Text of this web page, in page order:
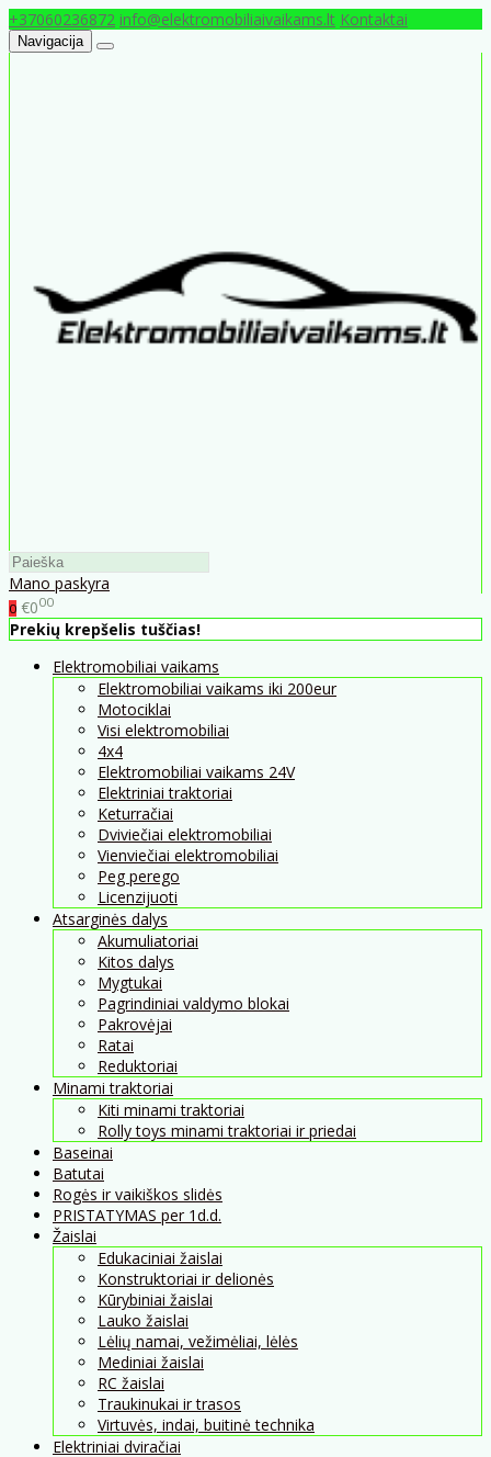
+37060236872 info@elektromobiliaivaikams.lt Kontaktai
Navigacija
Mano paskyra
0 €000
Prekių krepšelis tuščias!
Elektromobiliai vaikams
Elektromobiliai vaikams iki 200eur
Motociklai
Visi elektromobiliai
4x4
Elektromobiliai vaikams 24V
Elektriniai traktoriai
Keturračiai
Dviviečiai elektromobiliai
Vienviečiai elektromobiliai
Peg perego
Licenzijuoti
Atsarginės dalys
Akumuliatoriai
Kitos dalys
Mygtukai
Pagrindiniai valdymo blokai
Pakrovėjai
Ratai
Reduktoriai
Minami traktoriai
Kiti minami traktoriai
Rolly toys minami traktoriai ir priedai
Baseinai
Batutai
Rogės ir vaikiškos slidės
PRISTATYMAS per 1d.d.
Žaislai
Edukaciniai žaislai
Konstruktoriai ir delionės
Kūrybiniai žaislai
Lauko žaislai
Lėlių namai, vežimėliai, lėlės
Mediniai žaislai
RC žaislai
Traukinukai ir trasos
Virtuvės, indai, buitinė technika
Elektriniai dviračiai